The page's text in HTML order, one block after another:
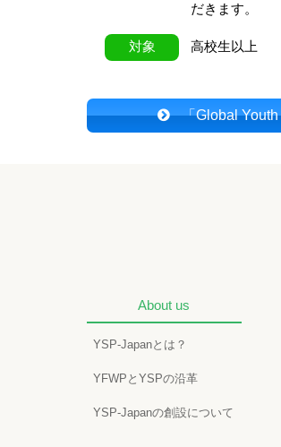
だきます。
対象 高校生以上
「Global
About us
YSP-Japanとは？
YFWPとYSPの沿革
YSP-Japanの創設について